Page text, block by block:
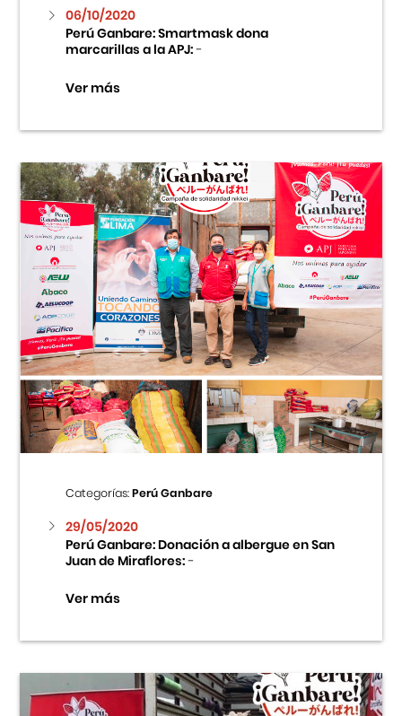
06/10/2020
Perú Ganbare: Smartmask dona
marcarillas a la APJ:-
Ver más
Categorías:Perú Ganbare
29/05/2020
Perú Ganbare: Donación a albergue en San
Juan de Miraflores:-
Ver más